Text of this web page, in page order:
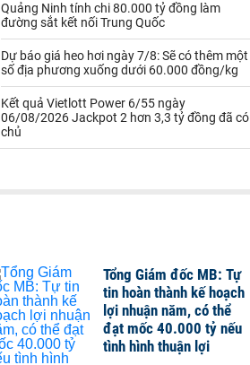
Vàng
VLXD khác Xăng dầu
Xi măng - Clynker
Quảng Ninh tính chi 80.000 tỷ đồng làm
đường sắt kết nối Trung Quốc
Dự báo giá heo hơi ngày 7/8: Sẽ có thêm một
số địa phương xuống dưới 60.000 đồng/kg
Kết quả Vietlott Power 6/55 ngày
06/08/2026 Jackpot 2 hơn 3,3 tỷ đồng đã có
chủ
Tổng Giám đốc MB: Tự
tin hoàn thành kế hoạch
lợi nhuận năm, có thể
đạt mốc 40.000 tỷ nếu
tình hình thuận lợi